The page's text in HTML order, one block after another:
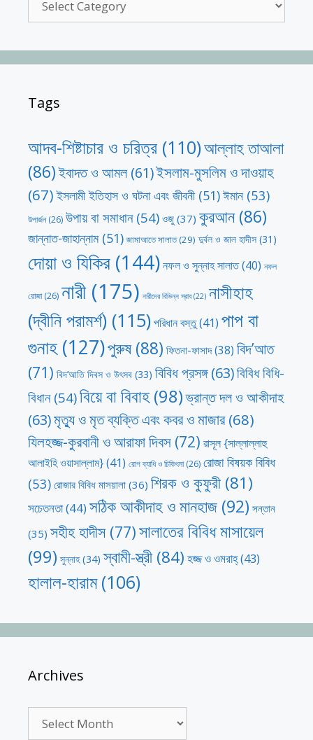
Tags
আদব-শিষ্টাচার ও চরিত্র (110)আল্লাহ তাআলা
(86)ইবাদত ও আমল(61)ইসলাম-মুসলিম ও দাওয়াহ
(67) ইসলামী ইতিহাস ও ঘটনা এবং জীবনী(51)ঈমান (53)
উপার্জন(26) উপায় বা সমাধান(54) ওজু (37) কুরআন(86)
জান্নাত-জাহান্নাম(51) জামাআতে সালাত(29) দুর্বল ও জাল হাদীস (31)
দোয়া ও যিকির (144)নফল ও সুন্নাহ সালাত(40) নফল
রোজা(26) নারী(175) নারীদের বিভিন্ন স্রাব(22) নাসীহাহ
(দ্বীনি পরামর্শ) (115)পরিধান বস্তু(41) পাপ বা
গুনাহ(127)পুরুষ(88) ফিতনা-ফাসাদ(38) বিদ’আত
(71) বিদ’আতি দিবস ও উৎসব (33) বিবিধ প্রসঙ্গ(63)বিবিধ বিধি-
বিধান(54)বিয়ে বা বিবাহ (98)ভ্রান্ত দল ও আকীদাহ
(63)মৃত্যু ও মৃত ব্যক্তি এবং কবর ও মাজার(68)
যিলহজ্জ-কুরবানী ও আরাফা দিবস (72) রাসূল {সাল্লাল্লাহু
আলাইহি ওয়াসাল্লাম}(41) রোগ ব্যাধি ও চিকিৎসা(26) রোজা বিষয়ক বিবিধ
(53) রোজার বিবিধ মাসয়ালা (36) শিরক ও কুফুরী (81)
সচেতনতা(44) সঠিক আকীদাহ ও মানহাজ (92) সন্তান
(35) সহীহ হাদীস(77)সালাতের বিবিধ মাসায়েল
(99) সুন্নাহ(34) স্বামী-স্ত্রী(84) হজ্জ ও ওমরাহ্‌(43)
হালাল-হারাম(106)
Archives